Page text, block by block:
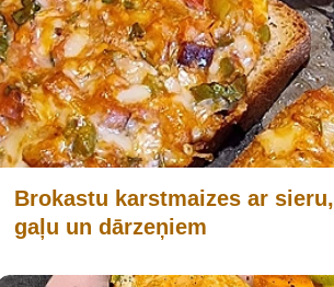
Brokastu karstmaizes ar
gaļu un dārzeņiem